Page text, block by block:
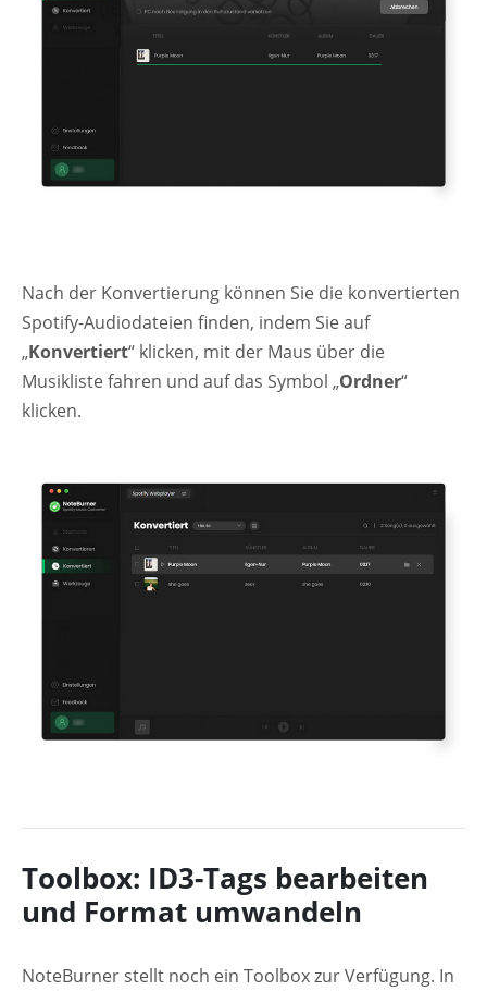
Nach der Konvertierung können Sie die konvertierten
Spotify-Audiodateien finden, indem Sie auf
„Konvertiert“ klicken, mit der Maus über die
Musikliste fahren und auf das Symbol „Ordner“
klicken.
Toolbox: ID3-Tags bearbeiten
und Format umwandeln
NoteBurner stellt noch ein Toolbox zur Verfügung. In